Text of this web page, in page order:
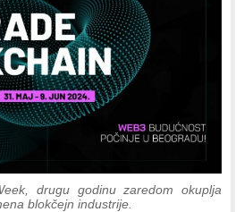
drugu godinu zaredom okuplja
blokčejn industrije.